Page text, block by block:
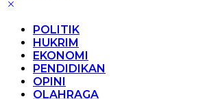
POLITIK
HUKRIM
EKONOMI
PENDIDIKAN
OPINI
OLAHRAGA